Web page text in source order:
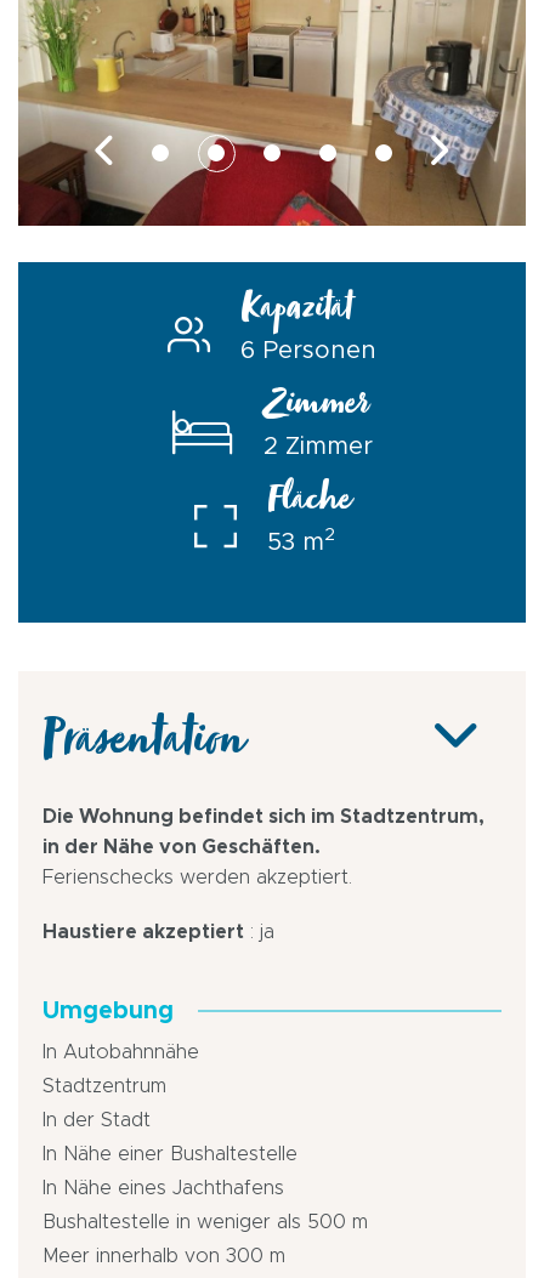
Kapazität
6 Personen
Zimmer
2 Zimmer
Fläche
53 m2
Präsentation
Die Wohnung befindet sich im Stadtzentrum,
in der Nähe von Geschäften.
Ferienschecks werden akzeptiert.
Haustiere akzeptiert : ja
Umgebung
In Autobahnnähe
Stadtzentrum
In der Stadt
In Nähe einer Bushaltestelle
In Nähe eines Jachthafens
Bushaltestelle in weniger als 500 m
Meer innerhalb von 300 m